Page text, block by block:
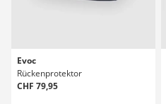
Evoc
Rückenprotektor
CHF 79,95